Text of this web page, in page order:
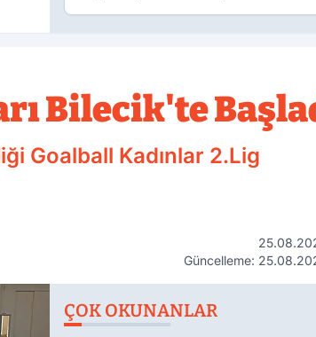
Bilecik'te
Goalball Kadınlar 2.Lig
Güncelleme:
ÇOK OKUNANLAR